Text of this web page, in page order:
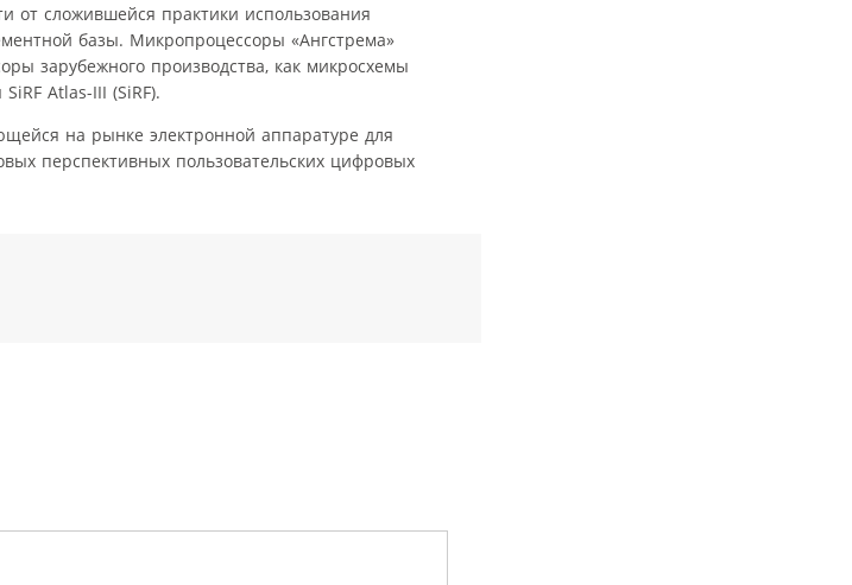
от сложившейся практики использования
базы. Микропроцессоры «Ангстрема»
зарубежного производства, как микросхемы
Atlas-III (SiRF).
на рынке электронной аппаратуре для
перспективных пользовательских цифровых